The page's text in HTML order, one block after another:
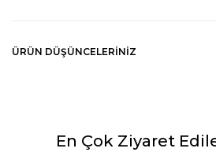
ÜRÜN DÜŞÜNCELERINIZ
En Çok Ziyaret